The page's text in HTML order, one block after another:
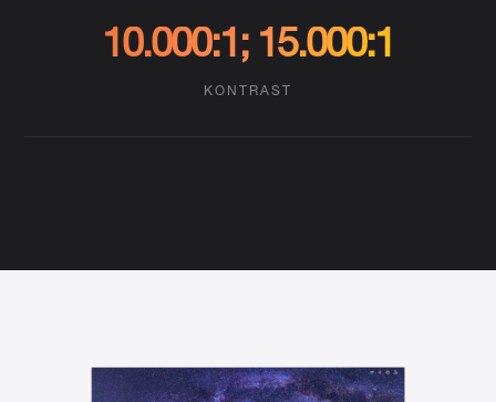
10.000:1; 15.000:1
KONTRAST